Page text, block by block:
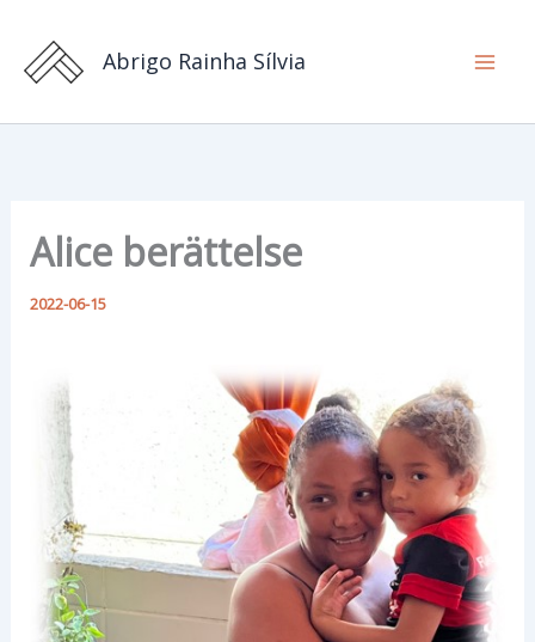
innehåll
Abrigo Rainha Sílvia
Alice berättelse
2022-06-15